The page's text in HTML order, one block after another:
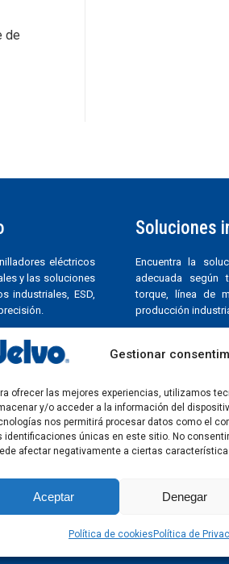
Gestionar
ofrecer las mejores experiencias, utilizamos
y/o acceder a la información del
nos permitirá procesar datos como el
identificaciones únicas en este sitio. No
afectar negativamente a ciertas
Aceptar Denegar
Política de cookies Política de
de
eléctricos
y las soluciones
industriales, ESD,
ESD
Soluciones
Encuentra la
adecuada según
torque, línea de
producción
Aplicaciones
Líneas de montaje
Producción en serie